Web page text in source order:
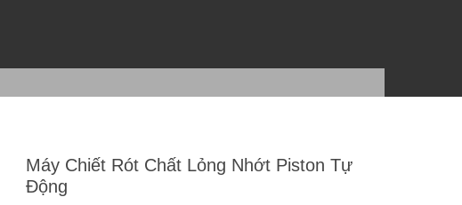
Máy Chiết Rót Chất Lỏng Nhớt Piston Tự
Động